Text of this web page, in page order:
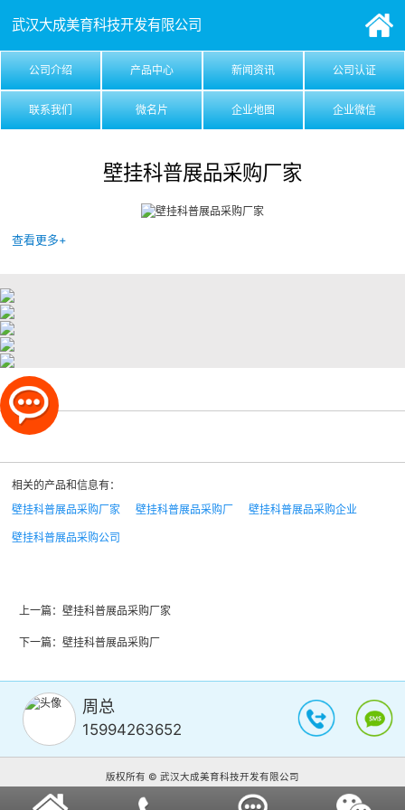
武汉大成美育科技开发有限公司
公司介绍 产品中心 新闻资讯 公司认证
联系我们 微名片 企业地图 企业微信
壁挂科普展品采购厂家
查看更多+
相关的产品和信息有：
壁挂科普展品采购厂家
壁挂科普展品采购厂 壁挂科普展品采购企业
壁挂科普展品采购公司
上一篇： 壁挂科普展品采购厂家
下一篇： 壁挂科普展品采购厂
周总
15994263652
版权所有 © 武汉大成美育科技开发有限公司